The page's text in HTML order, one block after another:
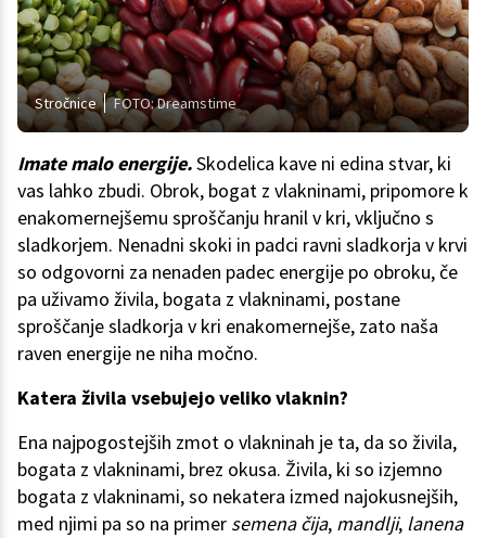
Stročnice FOTO: Dreamstime
Imate malo energije.Skodelica kave ni edina stvar, ki
vas lahko zbudi. Obrok, bogat z vlakninami, pripomore k
enakomernejšemu sproščanju hranil v kri, vključno s
sladkorjem. Nenadni skoki in padci ravni sladkorja v krvi
so odgovorni za nenaden padec energije po obroku, če
pa uživamo živila, bogata z vlakninami, postane
sproščanje sladkorja v kri enakomernejše, zato naša
raven energije ne niha močno.
Katera živila vsebujejo veliko vlaknin?
Ena najpogostejših zmot o vlakninah je ta, da so živila,
bogata z vlakninami, brez okusa. Živila, ki so izjemno
bogata z vlakninami, so nekatera izmed najokusnejših,
med njimi pa so na primer semena čija, mandlji, lanena